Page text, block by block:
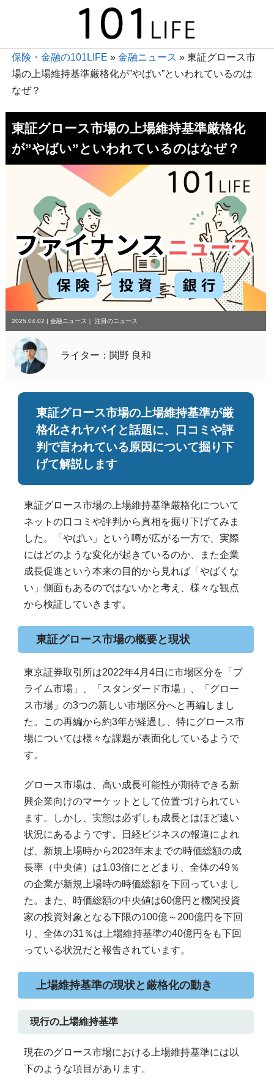
保険・金融の101LIFE » 金融ニュース » 東証グロース市
場の上場維持基準厳格化が”やばい”といわれているのは
なぜ？
東証グロース市場の上場維持基準厳格化
が”やばい”といわれているのはなぜ？
2025.04.02 | 金融ニュース ｜ 注目のニュース
ライター：関野 良和
東証グロース市場の上場維持基準が厳
格化されヤバイと話題に、口コミや評
判で言われている原因について掘り下
げて解説します
東証グロース市場の上場維持基準厳格化について
ネットの口コミや評判から真相を掘り下げてみま
した。「やばい」という噂が広がる一方で、実際
にはどのような変化が起きているのか、また企業
成長促進という本来の目的から見れば「やばくな
い」側面もあるのではないかと考え、様々な観点
から検証していきます。
東証グロース市場の概要と現状
東京証券取引所は2022年4月4日に市場区分を「プ
ライム市場」、「スタンダード市場」、「グロー
ス市場」の3つの新しい市場区分へと再編しまし
た。この再編から約3年が経過し、特にグロース市
場については様々な課題が表面化しているようで
す。
グロース市場は、高い成長可能性が期待できる新
興企業向けのマーケットとして位置づけられてい
ます。しかし、実態は必ずしも成長とはほど遠い
状況にあるようです。日経ビジネスの報道によれ
ば、新規上場時から2023年末までの時価総額の成
長率（中央値）は1.03倍にとどまり、全体の49％
の企業が新規上場時の時価総額を下回っていまし
た。また、時価総額の中央値は60億円と機関投資
家の投資対象となる下限の100億～200億円を下回
り、全体の31％は上場維持基準の40億円をも下回
っている状況だと報告されています。
上場維持基準の現状と厳格化の動き
現行の上場維持基準
現在のグロース市場における上場維持基準には以
下のような項目があります。